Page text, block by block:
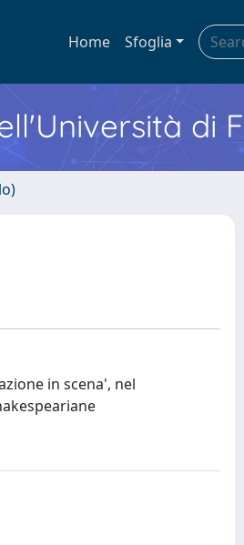
Home Sfoglia
di
in scena', nel